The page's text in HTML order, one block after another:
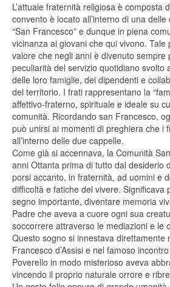
L’attuale fraternità religiosa è composta
convento è locato all’interno di una
“San Francesco” e dunque in piena
vicinanza ai giovani che qui vivono. Tale
valore che negli anni è divenuto sempre
peculiarità del servizio quotidiano svolto
delle loro famiglie, dei dipendenti e
del territorio. I frati rappresentano la
affettivo-fraterno, spirituale e ideale su
comunità. Ricordando san Francesco,
può unirsi ai momenti di preghiera che i
all’interno delle due cappelle.
Come già si accennava, la Comunità
anni Ottanta prima di tutto dal desiderio
porsi accanto, in fraternità, ad uomini e
difficoltà e fatiche del vivere. Significava
segno importante, diventare memoria
Padre che aveva a cuore ogni sua
soccorrere attraverso le mediazioni e le
Questo sogno si innestava direttamente
Francesco d’Assisi e nel famoso
Poverello in modo misterioso aveva
vincendo il proprio naturale orrore e